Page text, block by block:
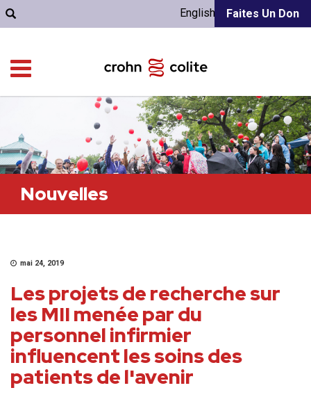
Faites Un Don
English
Nouvelles
mai 24, 2019
Les projets de recherche sur
les MII menée par du
personnel infirmier
influencent les soins des
patients de l'avenir